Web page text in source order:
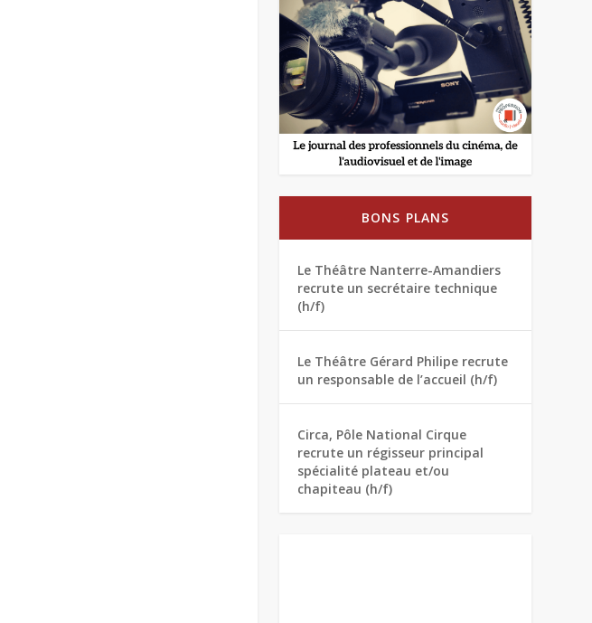
BONS PLANS
Le Théâtre Nanterre-Amandiers
recrute un secrétaire technique
(h/f)
Le Théâtre Gérard Philipe recrute
un responsable de l’accueil (h/f)
Circa, Pôle National Cirque
recrute un régisseur principal
spécialité plateau et/ou
chapiteau (h/f)